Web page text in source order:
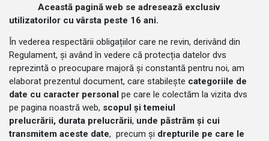
Această pagină web se adresează exclusiv
utilizatorilor cu vârsta peste 16 ani.
În vederea respectării obligațiilor care ne revin, derivând din
Regulament, și având în vedere că protecția datelor dvs
reprezintă o preocupare majoră și constantă pentru noi, am
elaborat prezentul document, care stabilește categoriile de
date cu caracter personal pe care le colectăm la vizita dvs
pe pagina noastră web, scopul și temeiul
prelucrării, durata prelucrării, unde păstrăm și cui
transmitem aceste date, precum și drepturile pe care le